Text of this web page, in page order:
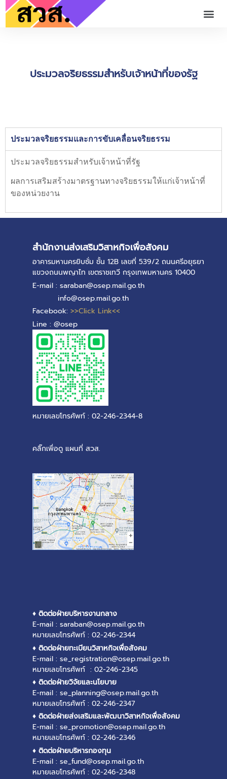
ประมวลจริยธรรมสำหรับเจ้าหน้าที่ของรัฐ
ประมวลจริยธรรมและการขับเคลื่อนจริยธรรม
ประมวลจริยธรรมสำหรับเจ้าหน้าที่รัฐ
ผลการเสริมสร้างมาตรฐานทางจริยธรรมให้แก่เจ้าหน้าที่
ของหน่วยงาน
สำนักงานส่งเสริมวิสาหกิจเพื่อสังคม
อาคารมหานครยิบซั่ม ชั้น 12B เลขที่ 539/2 ถนนศรีอยุธยา
แขวงถนนพญาไท เขตราชเทวี กรุงเทพมหานคร 10400
E-mail : saraban@osep.mail.go.th
info@osep.mail.go.th
Facebook: >>Click Link<<
Line : @osep
หมายเลขโทรศัพท์ : 02-246-2344-8
คลิ๊กเพื่อดู แผนที่ สวส.
♦ ติดต่อฝ่ายบริหารงานกลาง
E-mail : saraban@osep.mail.go.th
หมายเลขโทรศัพท์ : 02-246-2344
♦ ติดต่อฝ่ายทะเบียนวิสาหกิจเพื่อสังคม
E-mail : se_registration@osep.mail.go.th
หมายเลขโทรศัพท์ : 02-246-2345
♦ ติดต่อฝ่ายวิจัยและนโยบาย
E-mail : se_planning@osep.mail.go.th
หมายเลขโทรศัพท์ : 02-246-2347
♦ ติดต่อฝ่ายส่งเสริมและพัฒนาวิสาหกิจเพื่อสังคม
E-mail : se_promotion@osep.mail.go.th
หมายเลขโทรศัพท์ : 02-246-2346
♦ ติดต่อฝ่ายบริหารกองทุน
E-mail : se_fund@osep.mail.go.th
หมายเลขโทรศัพท์ : 02-246-2348